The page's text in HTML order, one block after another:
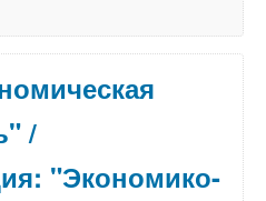
/
"Экономико-